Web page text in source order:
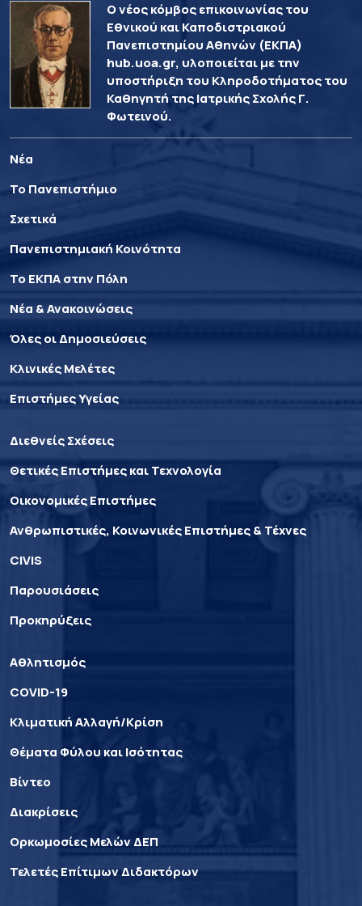
Ο νέος κόμβος επικοινωνίας του
Εθνικού και Καποδιστριακού
Πανεπιστημίου Αθηνών (ΕΚΠΑ)
hub.uoa.gr, υλοποιείται με την
υποστήριξη του Κληροδοτήματος του
Καθηγητή της Ιατρικής Σχολής Γ.
Φωτεινού.
Νέα
Το Πανεπιστήμιο
Σχετικά
Πανεπιστημιακή Κοινότητα
Το ΕΚΠΑ στην Πόλη
Νέα & Ανακοινώσεις
Όλες οι Δημοσιεύσεις
Κλινικές Μελέτες
Επιστήμες Υγείας
Διεθνείς Σχέσεις
Θετικές Επιστήμες και Τεχνολογία
Οικονομικές Επιστήμες
Ανθρωπιστικές, Κοινωνικές Επιστήμες & Τέχνες
CIVIS
Παρουσιάσεις
Προκηρύξεις
Αθλητισμός
COVID-19
Κλιματική Αλλαγή/Κρίση
Θέματα Φύλου και Ισότητας
Βίντεο
Διακρίσεις
Ορκωμοσίες Μελών ΔΕΠ
Τελετές Επίτιμων Διδακτόρων